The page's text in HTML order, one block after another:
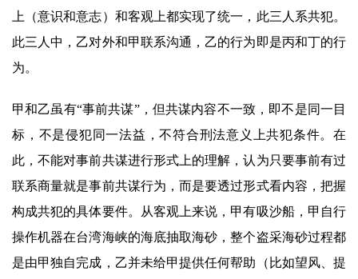
上（意识和意志）和客观上都实现了统一，此三人系共犯。
此三人中，乙对外和甲联系沟通，乙的行为即是丙和丁的行
为。
甲和乙虽有“事前共谋”，但共谋内容不一致，即不是同一目
标，不是侵犯同一法益，不符合刑法意义上共犯条件。在
此，不能对事前共谋进行形式上的理解，认为只要事前有过
联系商量就是事前共谋行为，而是要透过形式看内容，把握
构成共犯的具体要件。从客观上来说，甲有吸沙船，甲自行
操作机器在台湾海峡的海底抽取海砂，整个盗采海砂过程都
是由甲独自完成，乙并未给甲提供任何帮助（比如望风、提